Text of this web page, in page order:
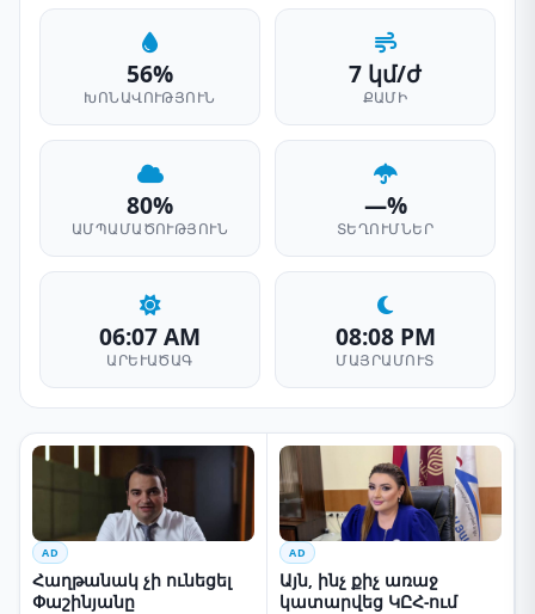
56%
ԽՈՆԱՎՈՒԹՅՈՒՆ
7 կմ/ժ
ՔԱՄԻ
80%
ԱՄՊԱՄԱԾՈՒԹՅՈՒՆ
—%
ՏԵՂՈՒՄՆԵՐ
06:07 AM
ԱՐԵՒԱԾԱԳ
08:08 PM
ՄԱՅՐԱՄՈՒՏ
AD
Հաղթանակ չի ունեցել
Փաշինյանը
AD
Այն, ինչ քիչ առաջ
կատարվեց ԿԸՀ-ում